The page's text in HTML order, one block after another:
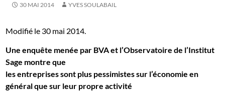
30 MAI 2014 YVES SOULABAIL
Modifié le 30 mai 2014.
Une enquête menée par BVA et l’Observatoire de l’Institut
Sage montre que
les entreprises sont plus pessimistes sur l’économie en
général que sur leur propre activité